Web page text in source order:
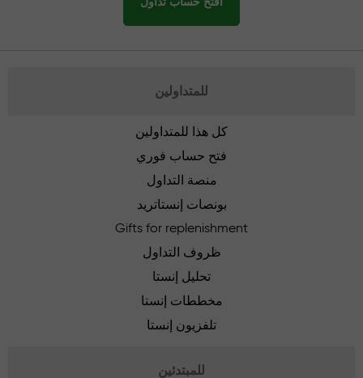
للمتداولين
كل هذا للمتداولين
فتح حساب فوري
منصة التداول
بونصات إنستاتريد
Gifts for replenishment
ظروف التداول
تحليل إنستا
مخططات إنستا
تلفزيون إنستا
للمبتدئين